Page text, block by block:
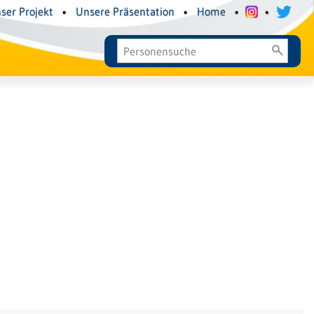
Projekt • Unsere Präsentation • Home • •